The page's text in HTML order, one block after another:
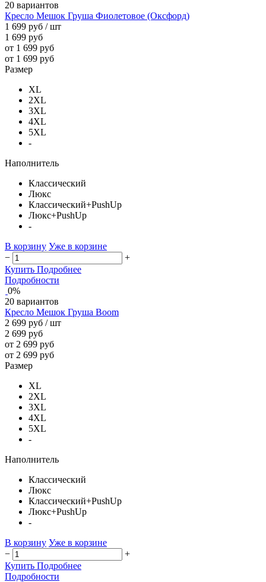
20 вариантов
Кресло Мешок Груша Фиолетовое (Оксфорд)
1 699 руб / шт
1 699 руб
от 1 699 руб
от 1 699 руб
Размер
XL
2XL
3XL
4XL
5XL
-
Наполнитель
Классический
Люкс
Классический+PushUp
Люкс+PushUp
-
В корзину Уже в корзине
−
+
Купить Подробнее
Подробности
0%
20 вариантов
Кресло Мешок Груша Boom
2 699 руб / шт
2 699 руб
от 2 699 руб
от 2 699 руб
Размер
XL
2XL
3XL
4XL
5XL
-
Наполнитель
Классический
Люкс
Классический+PushUp
Люкс+PushUp
-
В корзину Уже в корзине
−
+
Купить Подробнее
Подробности